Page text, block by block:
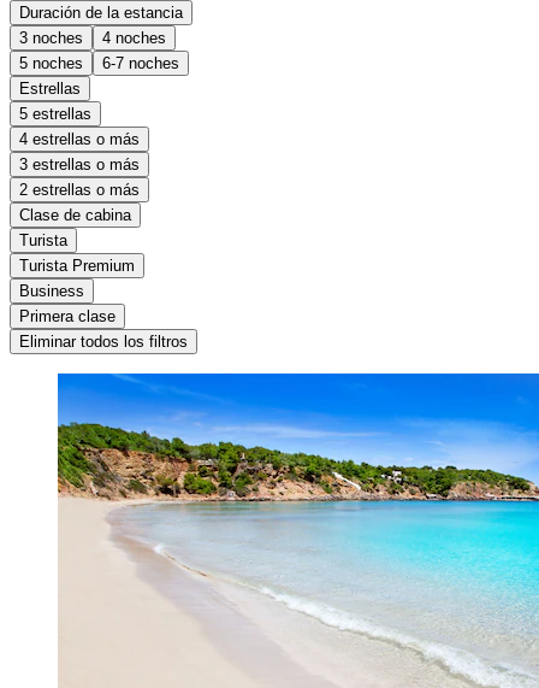
Duración de la estancia
3 noches
4 noches
5 noches
6-7 noches
Estrellas
5 estrellas
4 estrellas o más
3 estrellas o más
2 estrellas o más
Clase de cabina
Turista
Turista Premium
Business
Primera clase
Eliminar todos los filtros